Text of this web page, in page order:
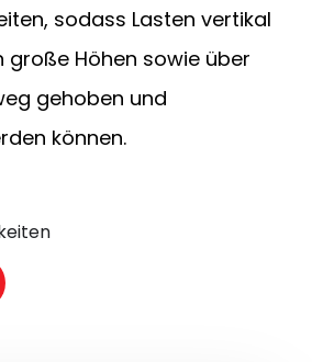
sodass Lasten vertikal
große Höhen sowie über
gehoben und
können.